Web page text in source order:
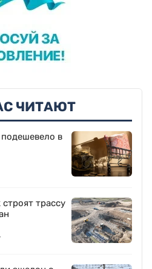
ЧИТАЮТ
в
трассу